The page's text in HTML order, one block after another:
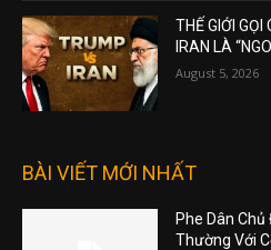
THẾ GIỚI
IRAN LÀ
August 5, 2026
BÀI VIẾT MỚI NHẤT
Phe Dân
Thường Với